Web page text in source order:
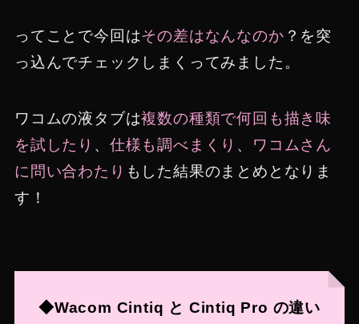
ってことで今回はその差はなんなのか ？を突
っ込んでチェックしまくってみました。
ワコムの液タブは複数の種類で何回も描き味
を試したり 、 仕様も調べまくり 、 ワコムさん
に問い合わたり もした結果のまとめとなりま
す！
◆Wacom Cintiq と Cintiq Pro の違い